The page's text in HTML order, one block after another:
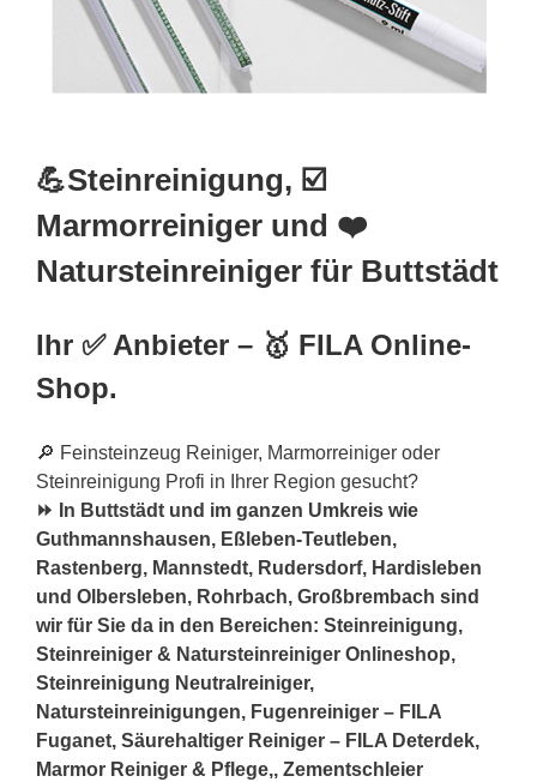
💪Steinreinigung, ☑️
Marmorreiniger und ❤️
Natursteinreiniger für Buttstädt
Ihr ✅ Anbieter – 🥇 FILA Online-
Shop.
🔎 Feinsteinzeug Reiniger, Marmorreiniger oder
Steinreinigung Profi in Ihrer Region gesucht?
⏩ In Buttstädt und im ganzen Umkreis wie
Guthmannshausen, Eßleben-Teutleben,
Rastenberg, Mannstedt, Rudersdorf, Hardisleben
und Olbersleben, Rohrbach, Großbrembach sind
wir für Sie da in den Bereichen: Steinreinigung,
Steinreiniger & Natursteinreiniger Onlineshop,
Steinreinigung Neutralreiniger,
Natursteinreinigungen, Fugenreiniger – FILA
Fuganet, Säurehaltiger Reiniger – FILA Deterdek,
Marmor Reiniger & Pflege,, Zementschleier